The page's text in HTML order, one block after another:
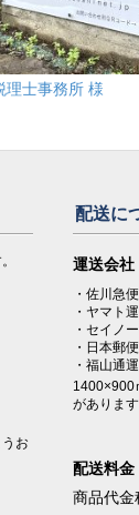
理士事務所 様
お
配送に
運送会社
・佐川急便
・ヤマト
・セイノ
・日本郵便
・福山通運
1400×900
があります
配送料金
商品代金